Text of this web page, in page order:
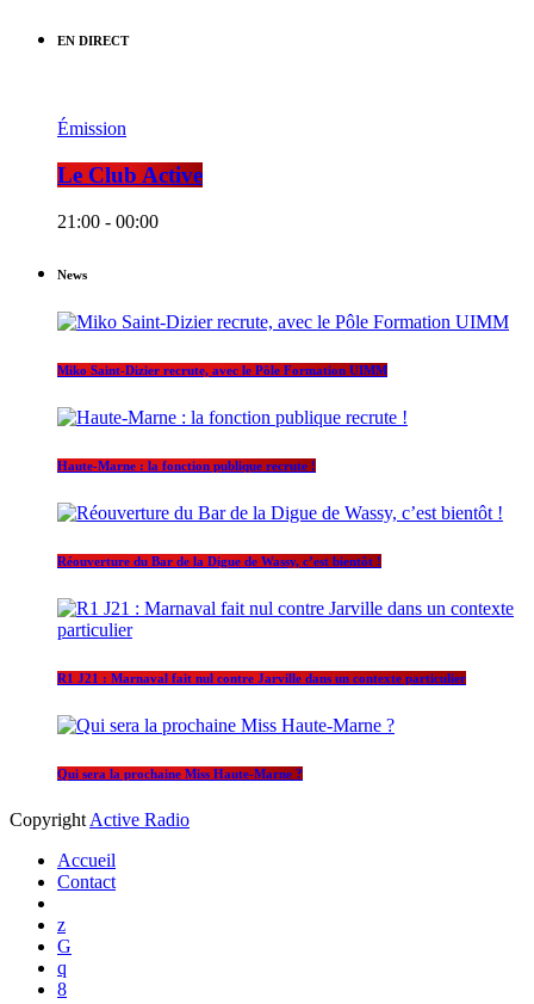
EN DIRECT
Émission
Le Club Active
21:00 - 00:00
News
Miko Saint-Dizier recrute, avec le Pôle Formation UIMM
Haute-Marne : la fonction publique recrute !
Réouverture du Bar de la Digue de Wassy, c’est bientôt !
R1 J21 : Marnaval fait nul contre Jarville dans un contexte particulier
Qui sera la prochaine Miss Haute-Marne ?
CopyrightActive Radio
Accueil
Contact